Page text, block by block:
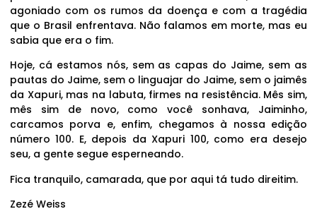
agoniado com os rumos da doença e com a tragédia
que o Brasil enfrentava. Não falamos em morte, mas eu
sabia que era o fim.
Hoje, cá estamos nós, sem as capas do Jaime, sem as
pautas do Jaime, sem o linguajar do Jaime, sem o jaimês
da Xapuri, mas na labuta, firmes na resistência. Mês sim,
mês sim de novo, como você sonhava, Jaiminho,
carcamos porva e, enfim, chegamos à nossa edição
número 100. E, depois da Xapuri 100, como era desejo
seu, a gente segue esperneando.
Fica tranquilo, camarada, que por aqui tá tudo direitim.
Zezé Weiss